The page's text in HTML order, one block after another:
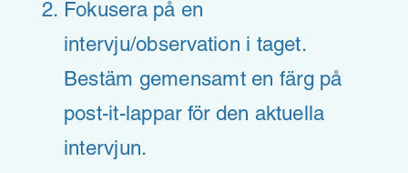
Fokusera på en
intervju/observation i taget.
Bestäm gemensamt en färg på
post-it-lappar för den aktuella
intervjun.